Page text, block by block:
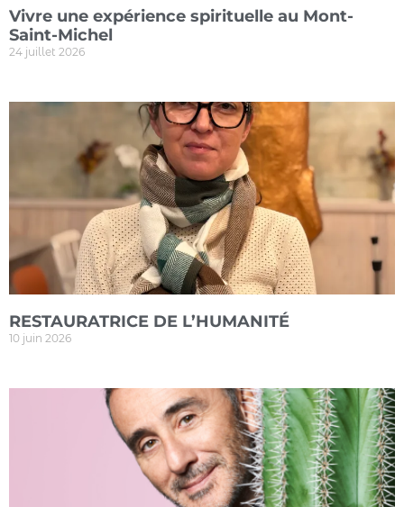
Vivre une expérience spirituelle au Mont-
Saint-Michel
24 juillet 2026
RESTAURATRICE DE L’HUMANITÉ
10 juin 2026